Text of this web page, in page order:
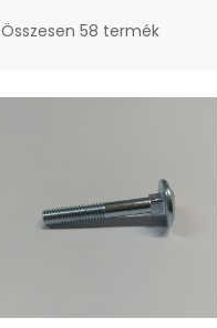
Összesen 58 termék